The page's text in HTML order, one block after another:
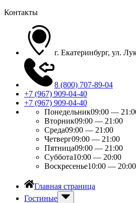
Контакты
г. Екатеринбург, ул.
8 (800) 707-89-04
+7 (967) 909-04-40
+7 (967) 909-04-40
Понедельник09:00 —
Вторник09:00 — 21:00
Среда09:00 — 21:00
Четверг09:00 — 21:00
Пятница09:00 — 21:00
Суббота10:00 — 20:00
Воскресенье10:00 — 20:00
Главная страница
Гостиные